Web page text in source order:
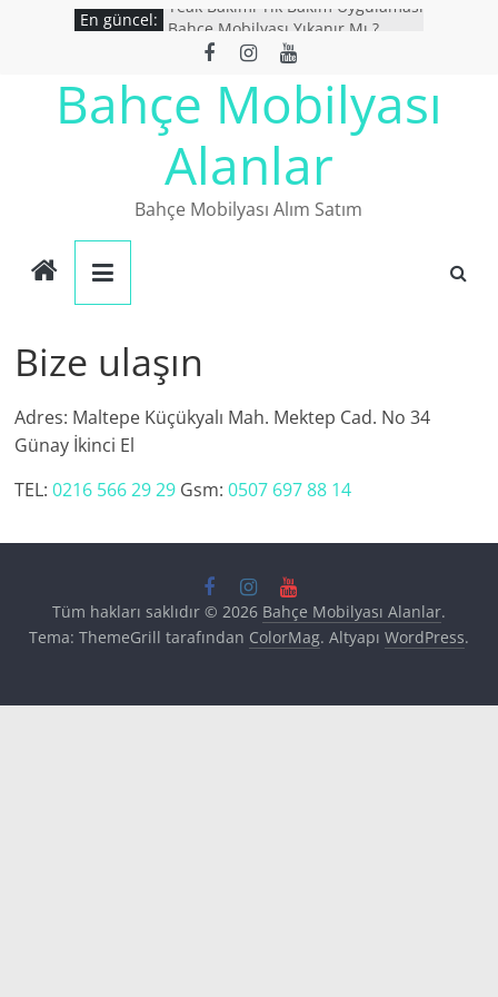
En güncel:
Teak Bakımı Tik Bakım Uygulaması
Bahçe Mobilyası Yıkanır Mı ?
İkinci El Bahçe Mobilyaları
Ucuz Bahçe mobilyaları
Bahçe Mobilyası
Alanlar
Bahçe Mobilyası Alım Satım
Bize ulaşın
Adres: Maltepe Küçükyalı Mah. Mektep Cad. No 34
Günay İkinci El
TEL: 0216 566 29 29 Gsm: 0507 697 88 14
Tüm hakları saklıdır © 2026 Bahçe Mobilyası Alanlar.
Tema: ThemeGrill tarafından ColorMag. Altyapı WordPress.